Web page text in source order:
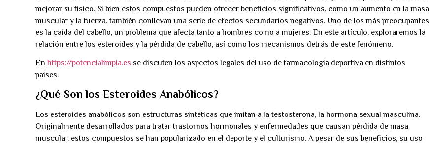
mejorar su físico. Si bien estos compuestos pueden ofrecer beneficios significativos, como un aumento en la masa
muscular y la fuerza, también conllevan una serie de efectos secundarios negativos. Uno de los más preocupantes
es la caída del cabello, un problema que afecta tanto a hombres como a mujeres. En este artículo, exploraremos la
relación entre los esteroides y la pérdida de cabello, así como los mecanismos detrás de este fenómeno.
Enhttps://potencialimpia.es se discuten los aspectos legales del uso de farmacología deportiva en distintos
países.
¿Qué Son los Esteroides Anabólicos?
Los esteroides anabólicos son estructuras sintéticas que imitan a la testosterona, la hormona sexual masculina.
Originalmente desarrollados para tratar trastornos hormonales y enfermedades que causan pérdida de masa
muscular, estos compuestos se han popularizado en el deporte y el culturismo. A pesar de sus beneficios, su uso